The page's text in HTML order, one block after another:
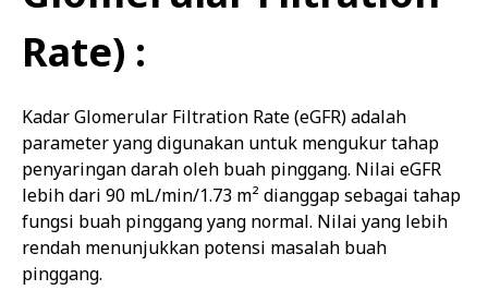
Rate) :
Kadar Glomerular Filtration Rate (eGFR) adalah
parameter yang digunakan untuk mengukur tahap
penyaringan darah oleh buah pinggang. Nilai eGFR
lebih dari 90 mL/min/1.73 m² dianggap sebagai tahap
fungsi buah pinggang yang normal. Nilai yang lebih
rendah menunjukkan potensi masalah buah
pinggang.